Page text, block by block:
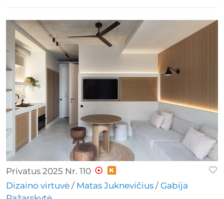
Privatus 2025 Nr. 110
Dizaino virtuvė / Matas Juknevičius / Gabija